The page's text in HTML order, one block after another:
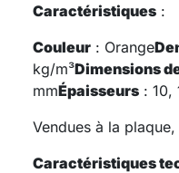
Caractéristiques :
Couleur : Orange
kg/m³Dimensions
mmÉpaisseurs : 10,
Vendues à la
Caractéristiques